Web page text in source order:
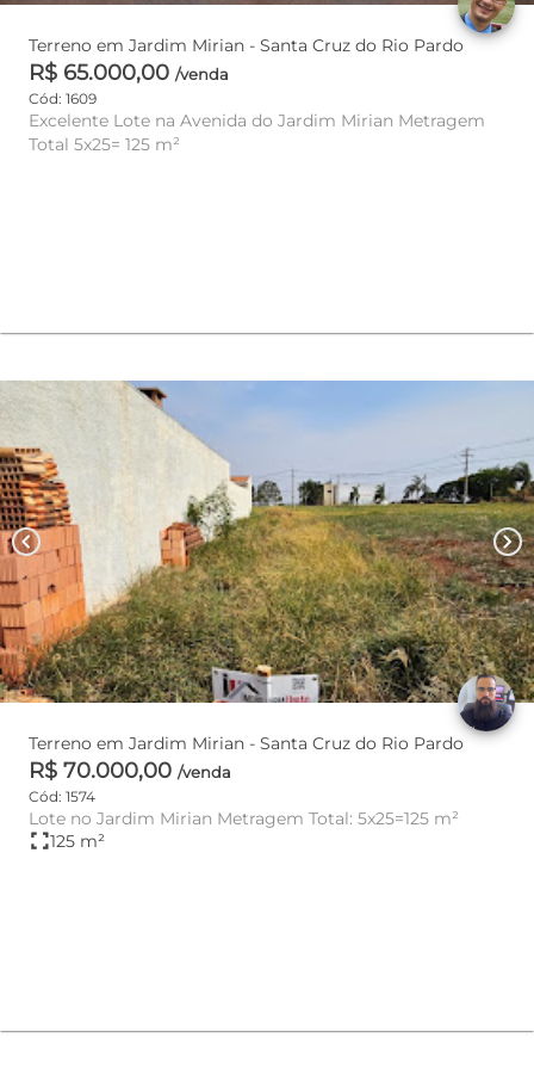
Terreno em Jardim Mirian - Santa Cruz do Rio Pardo
R$ 65.000,00 /venda
Cód: 1609
Excelente Lote na Avenida do Jardim Mirian Metragem
Total 5x25= 125 m²
chevron_left chevron_right
Terreno em Jardim Mirian - Santa Cruz do Rio Pardo
R$ 70.000,00 /venda
Cód: 1574
Lote no Jardim Mirian Metragem Total: 5x25=125 m²
fullscreen125 m²